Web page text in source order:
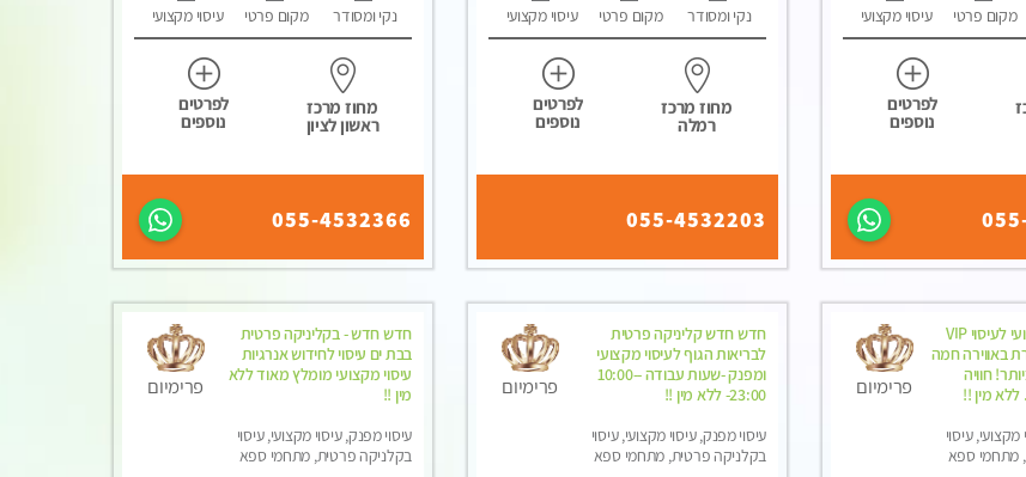
מקום פרטי עיסוי מקצועי
לפרטים
נוספים
נקי ומסודר מקום פרטי עיסוי מקצועי
מחוז מרכז
רמלה
לפרטים
נוספים
055-4532203
נקי ומסודר מקום פרטי עיסוי מקצועי
מחוז מרכז
ראשון לציון
לפרטים
נוספים
055-4532366
צוות צעיר ומקצועי לעיסוי VIP
באווירה חמה
חוויה
מין !!
עיסוי
מתחמי ספא
פרימיום
חדש חדש קליניקה פרטית
לבריאות הגוף לעיסוי מקצועי
ומפנק -שעות עבודה -10:00-
23:00- ללא מין !!
עיסוי מפנק, עיסוי מקצועי, עיסוי
בקלניקה פרטית, מתחמי ספא
פרימיום
חדש חדש - בקליניקה פרטית
בבת ים עיסוי לחידוש אנרגיות
עיסוי מקצועי מומלץ מאוד ללא
מין !!
עיסוי מפנק, עיסוי מקצועי, עיסוי
בקלניקה פרטית, מתחמי ספא
פרימיום